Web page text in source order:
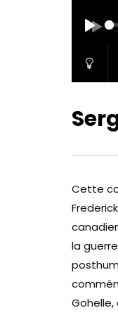
PLAY
Cette
la
Gohelle,